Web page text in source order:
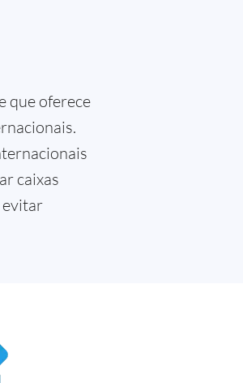
que oferece
caixas
evitar